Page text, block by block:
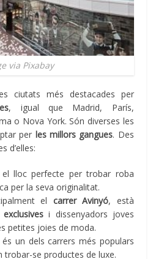
via Pixabay
ciutats més destacades per
, igual que Madrid, París,
o Nova York. Són diverses les
per les millors gangues. Des
d’elles:
lloc perfecte per trobar roba
per la seva originalitat.
el carrer Avinyó, està
i dissenyadors joves
petites joies de moda.
és un dels carrers més populars
trobar-se productes de luxe.